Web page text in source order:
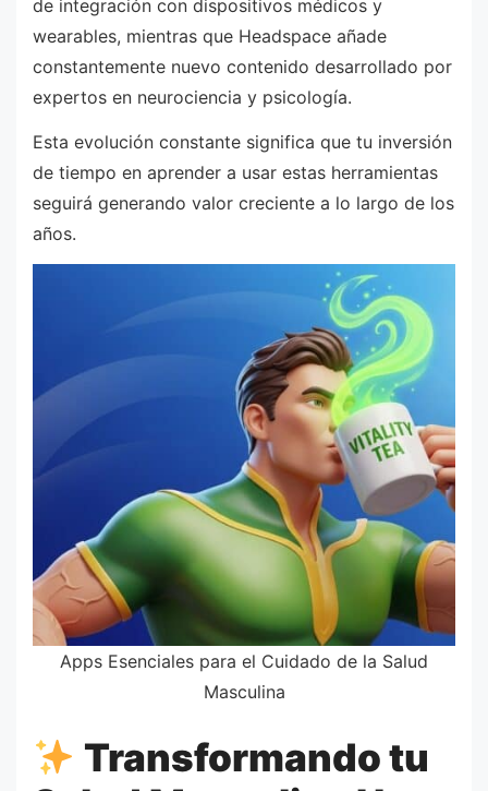
de integración con dispositivos médicos y
wearables, mientras que Headspace añade
constantemente nuevo contenido desarrollado por
expertos en neurociencia y psicología.
Esta evolución constante significa que tu inversión
de tiempo en aprender a usar estas herramientas
seguirá generando valor creciente a lo largo de los
años.
Apps Esenciales para el Cuidado de la Salud
Masculina
Transformando tu